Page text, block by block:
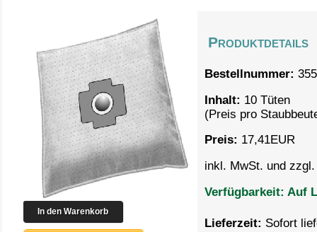
Produktdetails
Bestellnummer:
Inhalt: 10 Tüten
(Preis pro
Preis: 17,41EUR
inkl. MwSt. und
Verfügbarkeit: Auf
Lieferzeit: Sofort